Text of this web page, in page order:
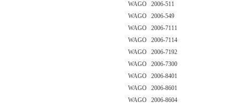
WAGO 2006-511
WAGO 2006-549
WAGO 2006-7111
WAGO 2006-7114
WAGO 2006-7192
WAGO 2006-7300
WAGO 2006-8401
WAGO 2006-8601
WAGO 2006-8604